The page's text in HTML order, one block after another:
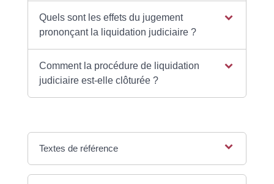
Quels sont les effets du jugement
prononçant la liquidation judiciaire ?
Comment la procédure de liquidation
judiciaire est-elle clôturée ?
Textes de référence